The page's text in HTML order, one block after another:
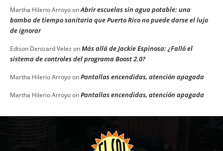
Martha Hilerio ArroyoonAbrir escuelas sin agua potable: una
bomba de tiempo sanitaria que Puerto Rico no puede darse el lujo
de ignorar
Edison Denizard Velez onMás allá de Jackie Espinosa: ¿Falló el
sistema de controles del programa Boost 2.0?
Martha Hilerio ArroyoonPantallas encendidas, atención apagada
Martha Hilerio ArroyoonPantallas encendidas, atención apagada